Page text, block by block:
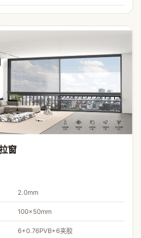
窗
2.0mm
100×50mm
6+0.76PVB+6夹胶